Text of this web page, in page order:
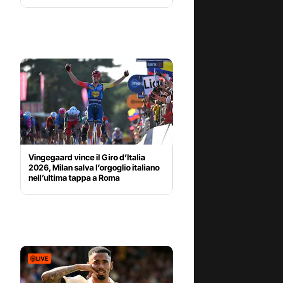
Vingegaard vince il Giro d’Italia
2026, Milan salva l’orgoglio italiano
nell’ultima tappa a Roma
LIVE